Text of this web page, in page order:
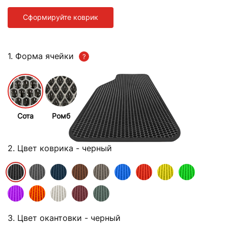
Сформируйте коврик
1. Форма ячейки
Сота Ромб
2. Цвет коврика - черный
3. Цвет окантовки - черный